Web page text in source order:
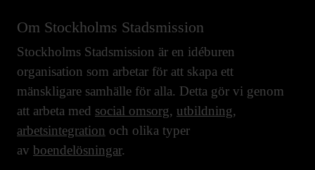
Om Stockholms Stadsmission
Stockholms Stadsmission är en idéburen
organisation som arbetar för att skapa ett
mänskligare samhälle för alla. Detta gör vi genom
att arbeta med social omsorg, utbildning,
arbetsintegration och olika typer
av boendelösningar.